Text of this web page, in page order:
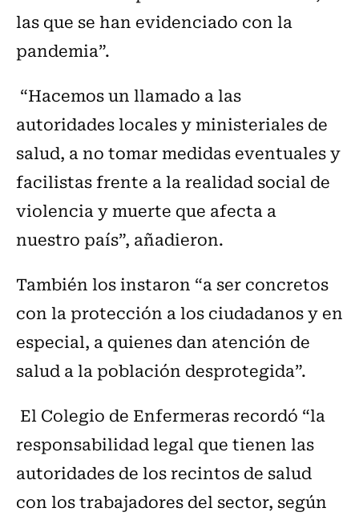
las que se han evidenciado con la
pandemia”.
“Hacemos un llamado a las
autoridades locales y ministeriales de
salud, a no tomar medidas eventuales y
facilistas frente a la realidad social de
violencia y muerte que afecta a
nuestro país”, añadieron.
También los instaron “a ser concretos
con la protección a los ciudadanos y en
especial, a quienes dan atención de
salud a la población desprotegida”.
El Colegio de Enfermeras recordó “la
responsabilidad legal que tienen las
autoridades de los recintos de salud
con los trabajadores del sector, según